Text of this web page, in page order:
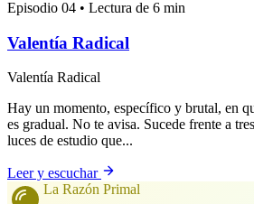
Episodio 04 • Lectura de 6 min
Valentía Radical
Valentía Radical
Hay un momento, específico y brutal, en
es gradual. No te avisa. Sucede frente a
luces de estudio que...
Leer y escuchar
La Razón Primal